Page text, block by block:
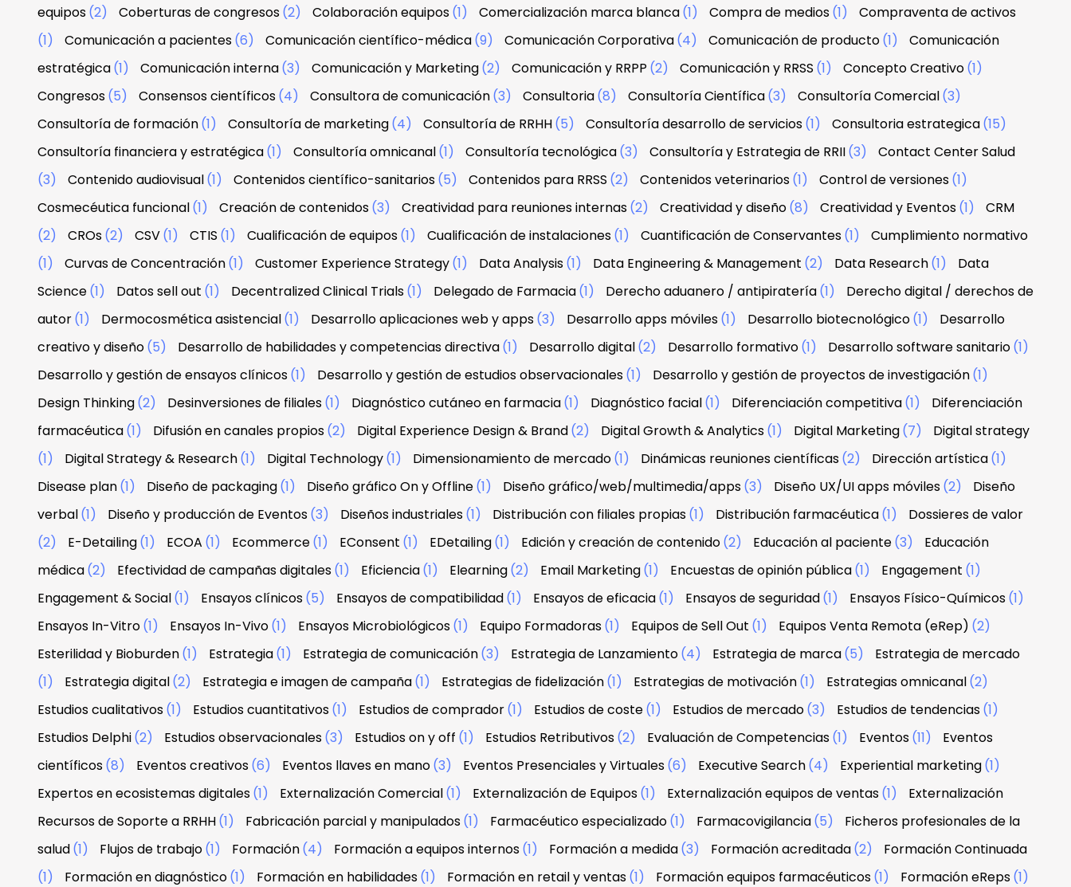
equipos(2) Coberturas de congresos(2) Colaboración equipos(1) Comercialización marca blanca(1) Compra de medios(1)
Compraventa de activos
(1)
Comunicación a pacientes(6) Comunicación científico-médica(9) Comunicación Corporativa(4) Comunicación de producto(1)
Comunicación
estratégica(1) Comunicación interna(3) Comunicación y Marketing(2) Comunicación y RRPP (2) Comunicación y RRSS (1) Concepto Creativo(1)
Congresos(5) Consensos científicos(4) Consultora de comunicación(3) Consultoria(8) Consultoría Científica(3) Consultoría Comercial(3)
Consultoría de formación(1) Consultoría de marketing(4) Consultoría de RRHH(5) Consultoría desarrollo de servicios(1) Consultoria estrategica(15)
Consultoría financiera y estratégica(1) Consultoría omnicanal(1) Consultoría tecnológica(3) Consultoría y Estrategia de RRII(3)
Contact Center Salud
(3)
Contenido audiovisual(1) Contenidos científico-sanitarios(5) Contenidos para RRSS (2) Contenidos veterinarios(1) Control de versiones(1)
Cosmecéutica funcional(1) Creación de contenidos(3) Creatividad para reuniones internas(2) Creatividad y diseño(8) Creatividad y Eventos(1)
CRM
(2)
CROs(2) CSV(1) CTIS (1) Cualificación de equipos(1) Cualificación de instalaciones(1) Cuantificación de Conservantes(1)
Cumplimiento normativo
(1)
Curvas de Concentración(1) Customer Experience Strategy(1) Data Analysis(1) Data Engineering & Management (2) Data Research(1)
Data
Science(1) Datos sell out (1) Decentralized Clinical Trials(1) Delegado de Farmacia(1) Derecho aduanero / antipiratería(1)
Derecho digital / derechos de
autor(1) Dermocosmética asistencial(1) Desarrollo aplicaciones web y apps(3) Desarrollo apps móviles(1) Desarrollo biotecnológico(1)
Desarrollo
creativo y diseño(5) Desarrollo de habilidades y competencias directiva(1) Desarrollo digital(2) Desarrollo formativo(1) Desarrollo software sanitario(1)
Desarrollo y gestión de ensayos clínicos(1) Desarrollo y gestión de estudios observacionales(1) Desarrollo y gestión de proyectos de investigación(1)
Design Thinking(2) Desinversiones de filiales(1) Diagnóstico cutáneo en farmacia(1) Diagnóstico facial(1) Diferenciación competitiva(1)
Diferenciación
farmacéutica(1) Difusión en canales propios(2) Digital Experience Design & Brand(2) Digital Growth & Analytics(1) Digital Marketing(7)
Digital strategy
(1)
Digital Strategy & Research(1) Digital Technology(1) Dimensionamiento de mercado(1) Dinámicas reuniones científicas(2) Dirección artística(1)
Disease plan(1) Diseño de packaging(1) Diseño gráfico On y Offline(1) Diseño gráfico/web/multimedia/apps(3) Diseño UX/UI apps móviles(2)
Diseño
verbal(1) Diseño y producción de Eventos(3) Diseños industriales(1) Distribución con filiales propias(1) Distribución farmacéutica(1)
Dossieres de valor
(2)
E-Detailing(1) ECOA (1) Ecommerce(1) EConsent (1) EDetailing(1) Edición y creación de contenido(2) Educación al paciente(3)
Educación
médica(2) Efectividad de campañas digitales(1) Eficiencia(1) Elearning(2) Email Marketing(1) Encuestas de opinión pública(1) Engagement (1)
Engagement & Social(1) Ensayos clínicos(5) Ensayos de compatibilidad(1) Ensayos de eficacia(1) Ensayos de seguridad(1) Ensayos Físico-Químicos(1)
Ensayos In-Vitro(1) Ensayos In-Vivo(1) Ensayos Microbiológicos(1) Equipo Formadoras(1) Equipos de Sell Out (1) Equipos Venta Remota (eRep) (2)
Esterilidad y Bioburden(1) Estrategia(1) Estrategia de comunicación(3) Estrategia de Lanzamiento(4) Estrategia de marca(5)
Estrategia de mercado
(1)
Estrategia digital(2) Estrategia e imagen de campaña(1) Estrategias de fidelización(1) Estrategias de motivación(1) Estrategias omnicanal(2)
Estudios cualitativos(1) Estudios cuantitativos(1) Estudios de comprador(1) Estudios de coste(1) Estudios de mercado(3) Estudios de tendencias(1)
Estudios Delphi(2) Estudios observacionales(3) Estudios on y off (1) Estudios Retributivos(2) Evaluación de Competencias(1) Eventos(11)
Eventos
científicos(8) Eventos creativos(6) Eventos llaves en mano(3) Eventos Presenciales y Virtuales(6) Executive Search(4) Experiential marketing(1)
Expertos en ecosistemas digitales(1) Externalización Comercial(1) Externalización de Equipos(1) Externalización equipos de ventas(1)
Externalización
Recursos de Soporte a RRHH(1) Fabricación parcial y manipulados(1) Farmacéutico especializado(1) Farmacovigilancia(5)
Ficheros profesionales de la
salud(1) Flujos de trabajo(1) Formación(4) Formación a equipos internos(1) Formación a medida(3) Formación acreditada(2)
Formación Continuada
(1)
Formación en diagnóstico(1) Formación en habilidades(1) Formación en retail y ventas(1) Formación equipos farmacéuticos(1) Formación eReps(1)